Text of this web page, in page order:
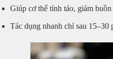
Giúp cơ thể tỉnh táo, giảm
Tác dụng nhanh chỉ sau 15–30